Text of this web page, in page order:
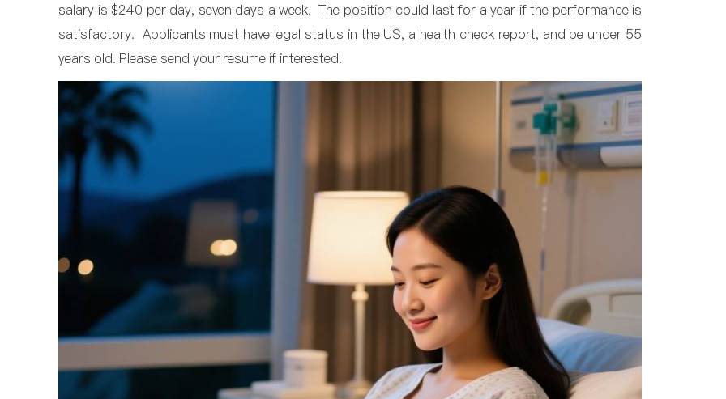
salary is $240 per day, seven days a week. The position could last for a year if the performance is
satisfactory. Applicants must have legal status in the US, a health check report, and be under 55
years old. Please send your resume if interested.